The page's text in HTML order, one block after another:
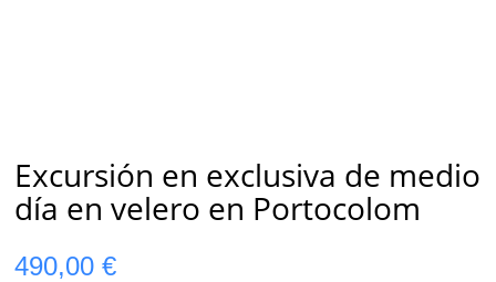
Excursión en exclusiva de medio
día en velero en Portocolom
490,00€